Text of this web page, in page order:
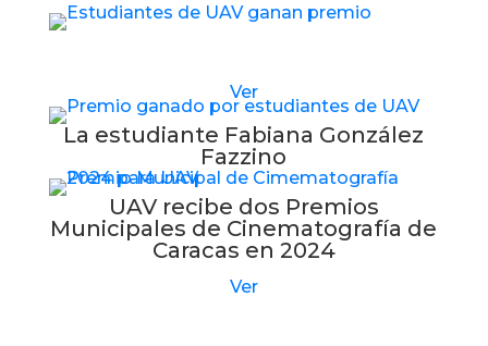
Ver
La estudiante Fabiana González
Fazzino
UAV recibe dos Premios
Municipales de Cinematografía de
Caracas en 2024
Ver